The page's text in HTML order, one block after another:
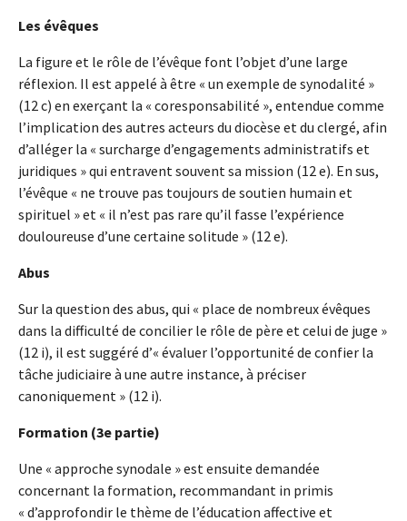
Les évêques
La figure et le rôle de l’évêque font l’objet d’une large
réflexion. Il est appelé à être « un exemple de synodalité »
(12 c) en exerçant la « coresponsabilité », entendue comme
l’implication des autres acteurs du diocèse et du clergé, afin
d’alléger la « surcharge d’engagements administratifs et
juridiques » qui entravent souvent sa mission (12 e). En sus,
l’évêque « ne trouve pas toujours de soutien humain et
spirituel » et « il n’est pas rare qu’il fasse l’expérience
douloureuse d’une certaine solitude » (12 e).
Abus
Sur la question des abus, qui « place de nombreux évêques
dans la difficulté de concilier le rôle de père et celui de juge »
(12 i), il est suggéré d’« évaluer l’opportunité de confier la
tâche judiciaire à une autre instance, à préciser
canoniquement » (12 i).
Formation (3e partie)
Une « approche synodale » est ensuite demandée
concernant la formation, recommandant in primis
« d’approfondir le thème de l’éducation affective et